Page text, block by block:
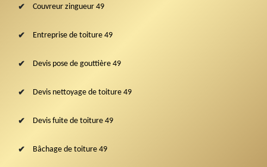
Couvreur zingueur 49
Entreprise de toiture 49
Devis pose de gouttière 49
Devis nettoyage de toiture 49
Devis fuite de toiture 49
Bâchage de toiture 49